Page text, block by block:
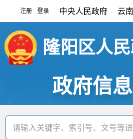
注册 登录 中央人民政府 云
隆阳区人
政府信